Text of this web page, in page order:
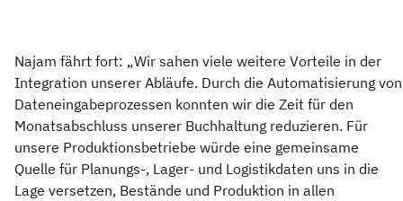
Najam fährt fort: „Wir sahen viele weitere Vorteile in der
Integration unserer Abläufe. Durch die Automatisierung von
Dateneingabeprozessen konnten wir die Zeit für den
Monatsabschluss unserer Buchhaltung reduzieren. Für
unsere Produktionsbetriebe würde eine gemeinsame
Quelle für Planungs-, Lager- und Logistikdaten uns in die
Lage versetzen, Bestände und Produktion in allen